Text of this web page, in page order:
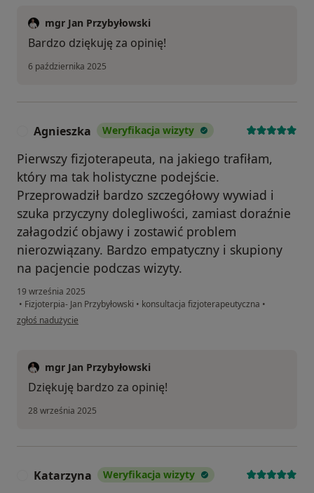
mgr Jan Przybyłowski
Bardzo dziękuję za opinię!
6 października 2025
Agnieszka Weryfikacja wizyty
Pierwszy fizjoterapeuta, na jakiego trafiłam,
który ma tak holistyczne podejście.
Przeprowadził bardzo szczegółowy wywiad i
szuka przyczyny dolegliwości, zamiast doraźnie
załagodzić objawy i zostawić problem
nierozwiązany. Bardzo empatyczny i skupiony
na pacjencie podczas wizyty.
19 września 2025
• Fizjoterpia- Jan Przybyłowski • konsultacja fizjoterapeutyczna •
w opinii użytkownika Agnieszka
zgłoś nadużycie
mgr Jan Przybyłowski
Dziękuję bardzo za opinię!
28 września 2025
Katarzyna Weryfikacja wizyty